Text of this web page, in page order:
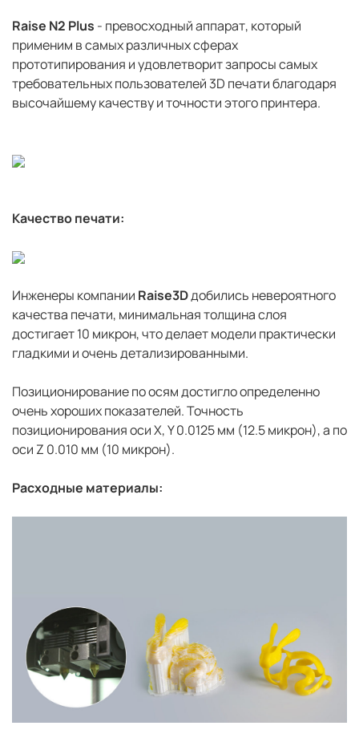
Raise N2 Plus - превосходный аппарат, который
применим в самых различных сферах
прототипирования и удовлетворит запросы самых
требовательных пользователей 3D печати благодаря
высочайшему качеству и точности этого принтера.
Качество печати:
Инженеры компании Raise3Dдобились невероятного
качества печати, минимальная толщина слоя
достигает 10 микрон, что делает модели практически
гладкими и очень детализированными.
Позиционирование по осям достигло определенно
очень хороших показателей. Точность
позиционирования оси X, Y 0.0125 мм (12.5 микрон), а по
оси Z 0.010 мм (10 микрон).
Расходные материалы: